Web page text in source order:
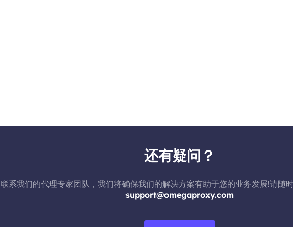
还有疑问？
联系我们的代理专家团队，我们将确保我们的解决方案有助于您的业务发展!请随
support@omegaproxy.com